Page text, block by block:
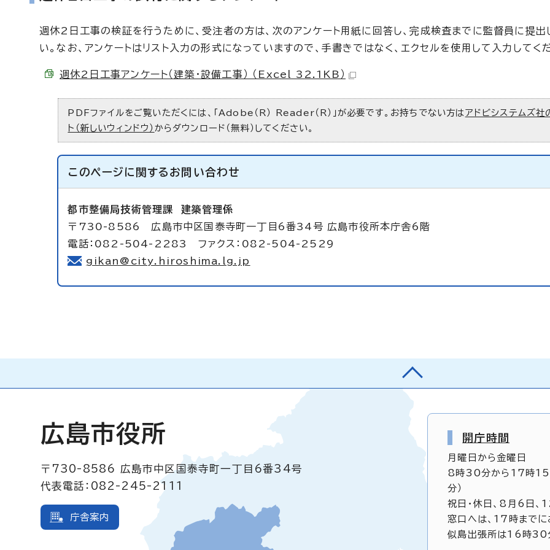
週休2日工事の検証を行うために、受注者の方は、次のアンケート用紙に回答し、完成検査までに監督員に提出
い。なお、アンケートはリスト入力の形式になっていますので、手書きではなく、エクセルを使用して入力してく
週休2日工事アンケート（建築・設備工事） （Excel 32.1KB）
PDFファイルをご覧いただくには、「Adobe（R） Reader（R）」が必要です。お持ちでない方は アドビシステムズ社
ト（新しいウィンドウ） からダウンロード（無料）してください。
このページに関する お問い合わせ
都市整備局技術管理課 建築管理係
〒730-8586 広島市中区国泰寺町一丁目6番34号 広島市役所本庁舎6階
電話：082-504-2283 ファクス：082-504-2529
gikan@city.hiroshima.lg.jp
広島市役所
〒730-8586
広島市中区国泰寺町一丁目6番34号
代表電話：082-245-2111
庁舎案内
開庁時間
月曜日から金曜日
8時30分から17時15
分）
祝日・休日、8月6日
窓口へは、17時までに
似島出張所は16時30